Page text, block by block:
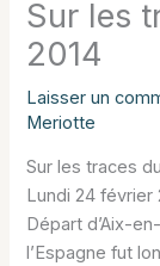
Sur les
2014
Laisser un
Meriotte
Sur les traces
Lundi 24 février
Départ d’Aix-
l’Espagne fut